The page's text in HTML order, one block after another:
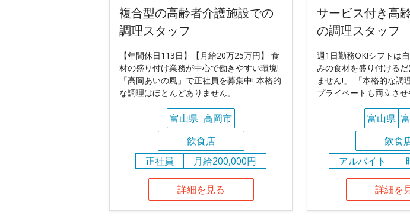
複合型の高齢者介護施設での
調理スタッフ
【年間休日113日】【月給20万25万円】 食
材の盛り付け業務が中心で働きやすい環境!
「高岡あいの風」で正社員を募集中! 本格的
な調理はほとんどありません。
富山県 高岡市
飲食店
正社員
月給200,000円
詳細を見る
サービス付き高
の調理スタッフ
週1日勤務OK!シフトは
みの食材を盛り付ける
ません!」 「本格的な調
プライベートも両立させ
富山県
飲食
アルバイト
詳細を